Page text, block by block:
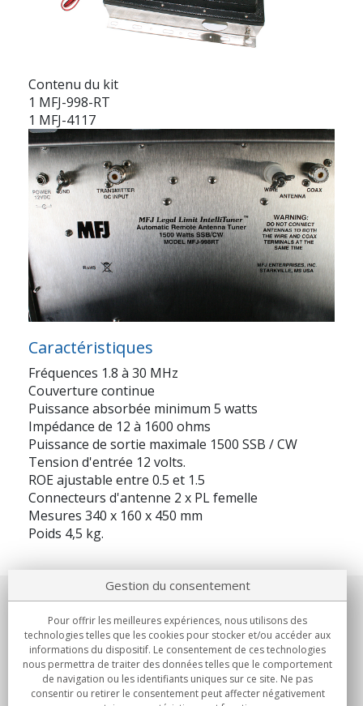
Contenu du kit
1 MFJ-998-RT
1 MFJ-4117
Caractéristiques
Fréquences 1.8 à 30 MHz
Couverture continue
Puissance absorbée minimum 5 watts
Impédance de 12 à 1600 ohms
Puissance de sortie maximale 1500 SSB / CW
Tension d'entrée 12 volts.
ROE ajustable entre 0.5 et 1.5
Connecteurs d'antenne 2 x PL femelle
Mesures 340 x 160 x 450 mm
Poids 4,5 kg.
Notre société
Engagements
Achats
Gestion du consentement
Pour offrir les meilleures expériences, nous utilisons des
technologies telles que les cookies pour stocker et/ou accéder aux
informations du dispositif. Le consentement de ces technologies
nous permettra de traiter des données telles que le comportement
de navigation ou les identifiants uniques sur ce site. Ne pas
consentir ou retirer le consentement peut affecter négativement